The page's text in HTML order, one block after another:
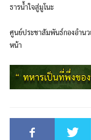
ธารน้ำใจสู่มูโนะ
ศูนย์ประชาสัมพันธ์กองอำน
หน้า